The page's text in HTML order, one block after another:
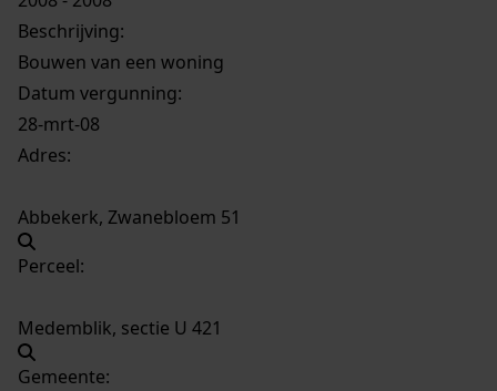
Beschrijving:
Bouwen van een woning
Datum vergunning:
28-mrt-08
Adres:
Abbekerk, Zwanebloem 51
Perceel:
Medemblik, sectie U 421
Gemeente: